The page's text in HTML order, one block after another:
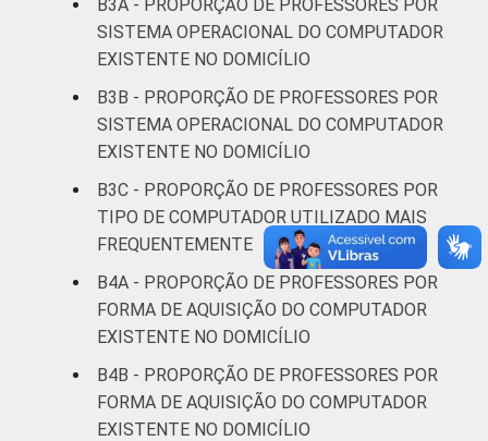
Pública
Total —
Públicas
Particular 100
4ª série / 5º
ano do
Ensino
Fundamental
99
8ª série / 9º
ano do
B3A - PROPORÇÃO DE PROFESSORES POR
SISTEMA OPERACIONAL DO COMPUTADOR
EXISTENTE NO DOMICÍLIO
B3B - PROPORÇÃO DE PROFESSORES POR
SISTEMA OPERACIONAL DO COMPUTADOR
EXISTENTE NO DOMICÍLIO
B3C - PROPORÇÃO DE PROFESSORES POR
TIPO DE COMPUTADOR UTILIZADO MAIS
FREQUENTEMENTE
B4A - PROPORÇÃO DE PROFESSORES POR
FORMA DE AQUISIÇÃO DO COMPUTADOR
EXISTENTE NO DOMICÍLIO
B4B - PROPORÇÃO DE PROFESSORES POR
FORMA DE AQUISIÇÃO DO COMPUTADOR
EXISTENTE NO DOMICÍLIO